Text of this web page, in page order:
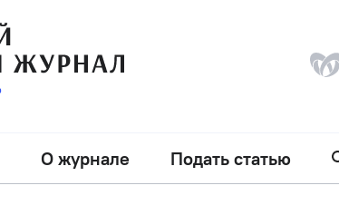
О журнале Подать статью